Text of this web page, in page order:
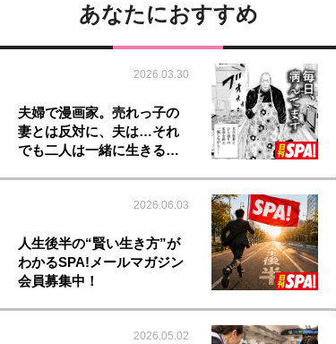
あなたにおすすめ
2026.03.30
夫婦で漫画家。売れっ子の
妻とは反対に、夫は…それ
でも二人は一緒に生きる…
2026.06.03
人生後半の“賢い生き方”が
わかるSPA!メールマガジン
会員募集中！
2026.05.02